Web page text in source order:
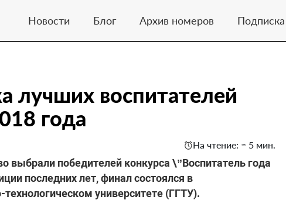
Новости Блог Архив номеров Подписка
лучших воспитателей
года
На чтение: ≈ 5 мин.
выбрали победителей конкурса \”Воспитатель года
последних лет, финал состоялся в
университете (ГГТУ).